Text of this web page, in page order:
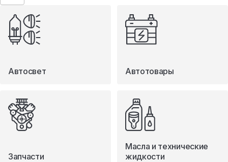
Запчасти
Масла и технические жидкости
Мототовары
Туризм
Автосвет Автотовары
Запчасти
Масла и технические
жидкости